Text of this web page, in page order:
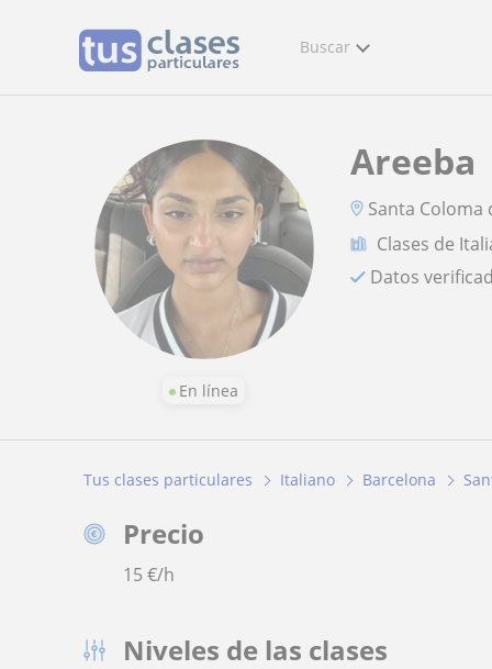
Buscar
En línea
Areeba
Santa Coloma
Clases de
Datos
Tus clases particulares Italiano Barcelona
Precio
15€/h
Niveles de las clases